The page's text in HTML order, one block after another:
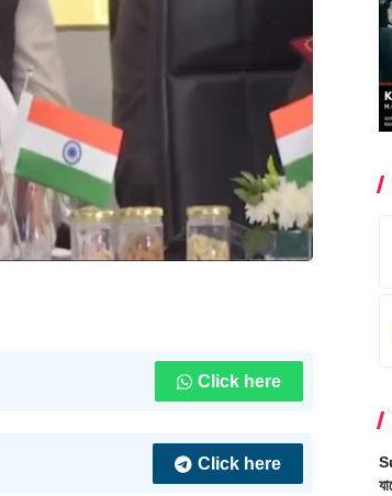
Click here
Click here